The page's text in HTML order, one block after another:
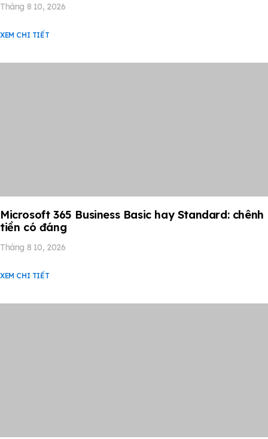
Tháng 8 10, 2026
XEM CHI TIẾT
Microsoft 365 Business Basic hay Standard: chênh
tiền có đáng
Tháng 8 10, 2026
XEM CHI TIẾT